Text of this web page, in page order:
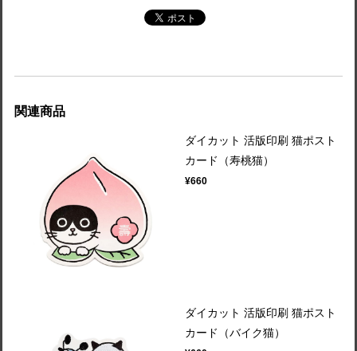
関連商品
ダイカット 活版印刷 猫ポスト
カード（寿桃猫）
¥660
ダイカット 活版印刷 猫ポスト
カード（バイク猫）